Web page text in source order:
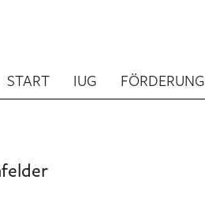
START IUG FÖRDERUNG